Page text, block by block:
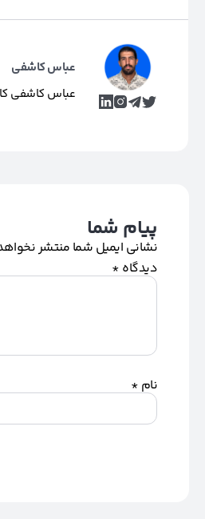
عباس کاشفی
عباس کاشفی
پیام شما
نشانی ایمیل شما منتشر
دیدگاه *
نام *